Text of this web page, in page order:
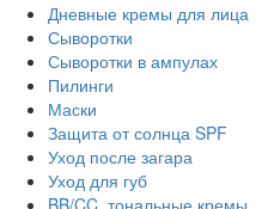
Дневные кремы для лица
Сыворотки
Сыворотки в ампулах
Пилинги
Маски
Защита от солнца SPF
Уход после загара
Уход для губ